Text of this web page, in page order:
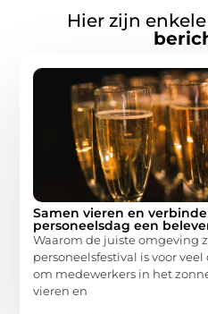
Hier zijn enkele
Samen vieren en
personeelsdag een
Waarom de juiste omgeving
personeelsfestival is voor
om medewerkers in het
vieren en